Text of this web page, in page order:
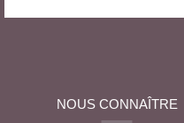
NOUS CONNAÎTRE